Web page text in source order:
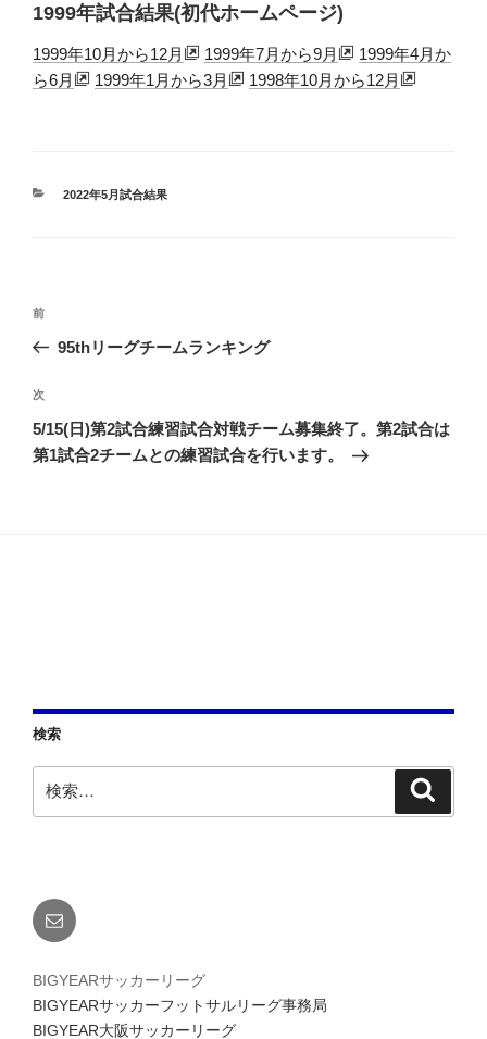
1999年試合結果(初代ホームページ)
1999年10月から12月 1999年7月から9月
1999年4月か
ら6月
1999年1月から3月 1998年10月から12月
カ
2022年5月試合結果
投
稿
ビ
ゲ
ー
前
の
稿
前
95thリーグチームランキング
次
の
投
次
5/15(日)第2試合練習試合対戦チーム募集終了。第2試合は
第1試合2チームとの練習試合を行います。
検索
索:
メ
ー
BIGYEARサッカーリーグ
BIGYEARサッカーフットサルリーグ事務局
BIGYEAR大阪サッカーリーグ